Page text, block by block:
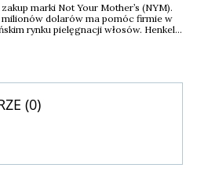
marki Not Your Mother’s (NYM).
dolarów ma pomóc firmie w
rynku pielęgnacji włosów. Henkel
(0)